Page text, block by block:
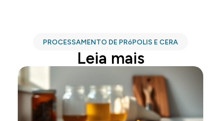
PROCESSAMENTO DE PRóPOLIS E CERA
Leia mais